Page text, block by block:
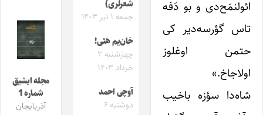
ائو‌لنمَح‌دی و بو دَفه
‌تاس گؤرسه‌دیر‌ کی
حتمن اوغلوز
اولاجاخ.»
شاه‌دا سؤزه باخیب
شعرلری)
جمعه ۱ تیر ۱۴۰۳
خان‌یم هئی!
چهارشنبه ۲
خرداد ۱۴۰۳
آوچی احمد
دوشنبه ۶
مجله ایشیق
شماره 1
آذربایجان